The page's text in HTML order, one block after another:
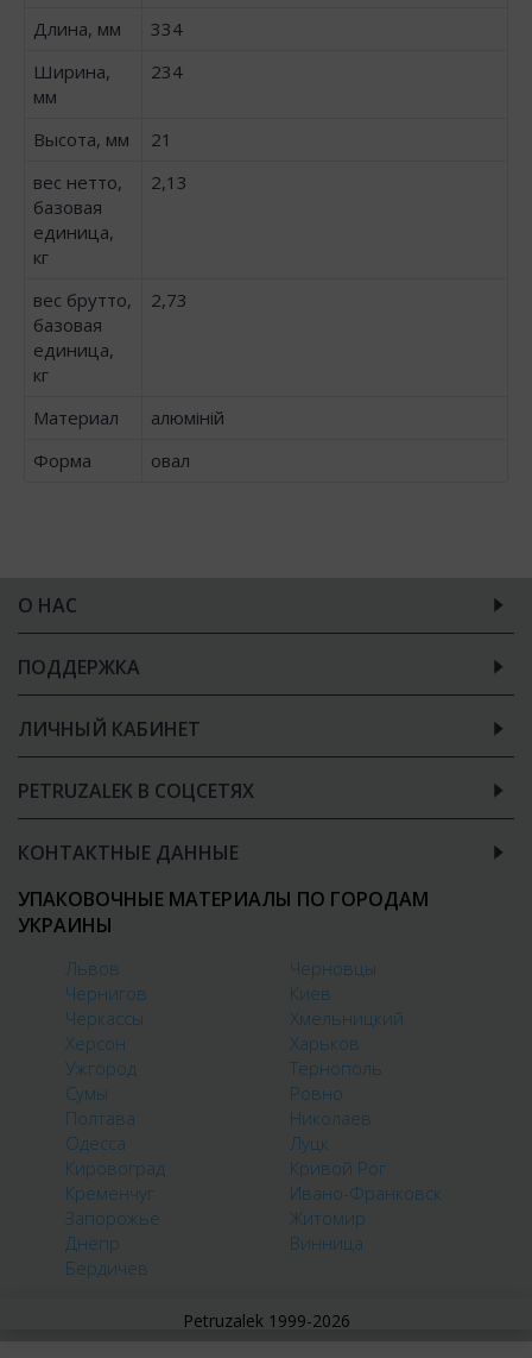
Длина, мм
334
Ширина,
мм
234
Высота, мм
21
вес нетто,
базовая
единица,
кг
2,13
вес брутто,
базовая
единица,
кг
2,73
Материал
алюміній
Форма
овал
О НАС
ПОДДЕРЖКА
ЛИЧНЫЙ КАБИНЕТ
PETRUZALEK В СОЦСЕТЯХ
КОНТАКТНЫЕ ДАННЫЕ
УПАКОВОЧНЫЕ МАТЕРИАЛЫ ПО ГОРОДАМ
УКРАИНЫ
Львов
Черновцы
Чернигов
Киев
Черкассы
Хмельницкий
Херсон
Харьков
Ужгород
Тернополь
Сумы
Ровно
Полтава
Николаев
Одесса
Луцк
Кировоград
Кривой Рог
Кременчуг
Ивано-Франковск
Запорожье
Житомир
Днепр
Винница
Бердичев
Petruzalek 1999-2026